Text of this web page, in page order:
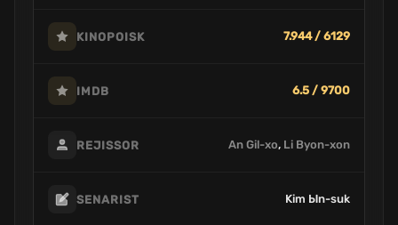
KINOPOISK 7.944 / 6129
IMDB 6.5 / 9700
REJISSOR An Gil-xo, Li Byon-xon
SENARIST Kim Ыn-suk